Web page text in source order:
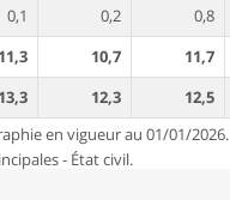
0,1 0,2 0,8
11,3 10,7 11,7
13,3 12,3 12,5
en vigueur au 01/01/2026.
- État civil.